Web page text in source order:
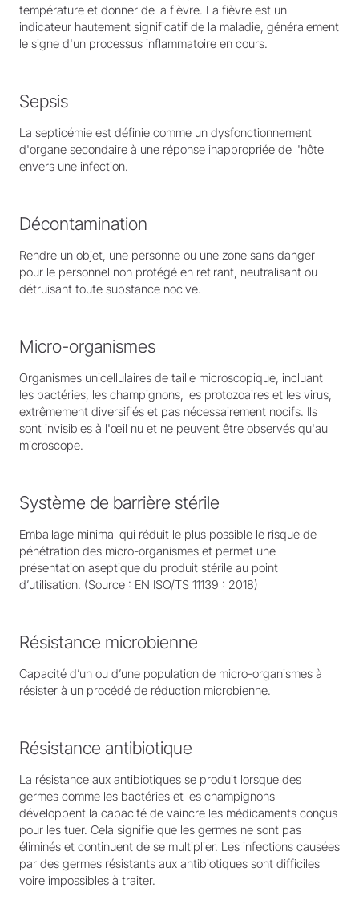
température et donner de la fièvre. La fièvre est un
indicateur hautement significatif de la maladie, généralement
le signe d'un processus inflammatoire en cours.
Sepsis
La septicémie est définie comme un dysfonctionnement
d'organe secondaire à une réponse inappropriée de l'hôte
envers une infection.
Décontamination
Rendre un objet, une personne ou une zone sans danger
pour le personnel non protégé en retirant, neutralisant ou
détruisant toute substance nocive.
Micro-organismes
Organismes unicellulaires de taille microscopique, incluant
les bactéries, les champignons, les protozoaires et les virus,
extrêmement diversifiés et pas nécessairement nocifs. Ils
sont invisibles à l'œil nu et ne peuvent être observés qu'au
microscope.
Système de barrière stérile
Emballage minimal qui réduit le plus possible le risque de
pénétration des micro-organismes et permet une
présentation aseptique du produit stérile au point
d’utilisation. (Source : EN ISO/TS 11139 : 2018)
Résistance microbienne
Capacité d’un ou d’une population de micro-organismes à
résister à un procédé de réduction microbienne.
Résistance antibiotique
La résistance aux antibiotiques se produit lorsque des
germes comme les bactéries et les champignons
développent la capacité de vaincre les médicaments conçus
pour les tuer. Cela signifie que les germes ne sont pas
éliminés et continuent de se multiplier. Les infections causées
par des germes résistants aux antibiotiques sont difficiles
voire impossibles à traiter.